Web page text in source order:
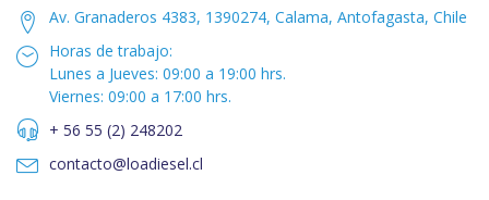
Av. Granaderos 4383, 1390274, Calama, Antofagasta, Chile
Horas de trabajo:
Lunes a Jueves: 09:00 a 19:00 hrs.
Viernes: 09:00 a 17:00 hrs.
+ 56 55 (2) 248202
contacto@loadiesel.cl